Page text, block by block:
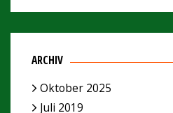
ARCHIV
Oktober 2025
Juli 2019